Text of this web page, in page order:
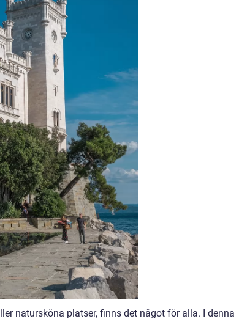
natursköna platser, finns det något för alla. I denna